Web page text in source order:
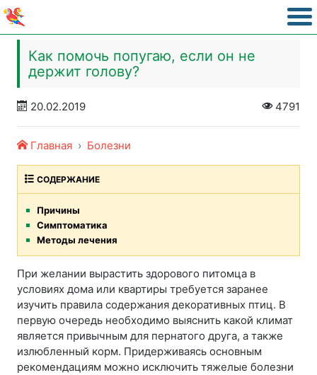
Как помочь попугаю, если он не
держит голову?
20.02.2019 4791
Главная Болезни
СОДЕРЖАНИЕ
Причины
Симптоматика
Методы лечения
При желании вырастить здорового питомца в
условиях дома или квартиры требуется заранее
изучить правила содержания декоративных птиц. В
первую очередь необходимо выяснить какой климат
является привычным для пернатого друга, а также
излюбленный корм. Придерживаясь основным
рекомендациям можно исключить тяжелые болезни